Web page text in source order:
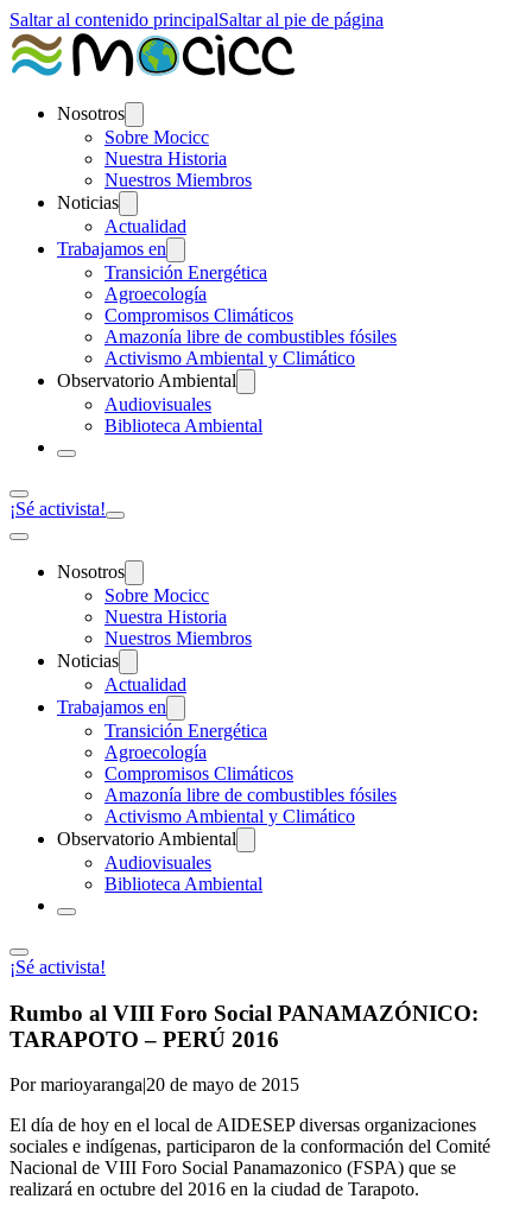
Saltar al contenido principalSaltar al pie de página
Nosotros
Sobre Mocicc
Nuestra Historia
Nuestros Miembros
Noticias
Actualidad
Trabajamos en
Transición Energética
Agroecología
Compromisos Climáticos
Amazonía libre de combustibles fósiles
Activismo Ambiental y Climático
Observatorio Ambiental
Audiovisuales
Biblioteca Ambiental
¡Sé activista!
Nosotros
Sobre Mocicc
Nuestra Historia
Nuestros Miembros
Noticias
Actualidad
Trabajamos en
Transición Energética
Agroecología
Compromisos Climáticos
Amazonía libre de combustibles fósiles
Activismo Ambiental y Climático
Observatorio Ambiental
Audiovisuales
Biblioteca Ambiental
¡Sé activista!
Rumbo al VIII Foro Social PANAMAZÓNICO:
TARAPOTO – PERÚ 2016
Por marioyaranga|20 de mayo de 2015
El día de hoy en el local de AIDESEP diversas organizaciones
sociales e indígenas, participaron de la conformación del Comité
Nacional de VIII Foro Social Panamazonico (FSPA) que se
realizará en octubre del 2016 en la ciudad de Tarapoto.